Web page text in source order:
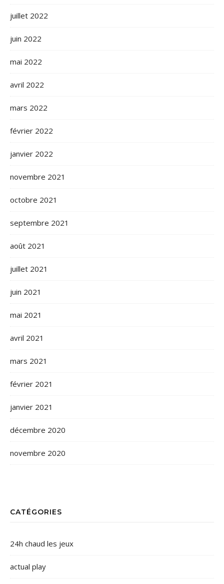
juillet 2022
juin 2022
mai 2022
avril 2022
mars 2022
février 2022
janvier 2022
novembre 2021
octobre 2021
septembre 2021
août 2021
juillet 2021
juin 2021
mai 2021
avril 2021
mars 2021
février 2021
janvier 2021
décembre 2020
novembre 2020
CATÉGORIES
24h chaud les jeux
actual play